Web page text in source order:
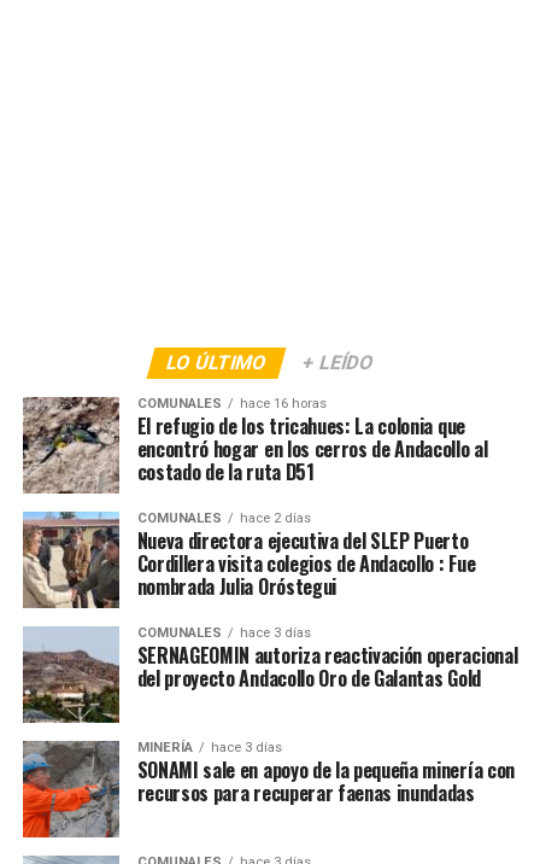
LO ÚLTIMO + LEÍDO
COMUNALES hace 16 horas
El refugio de los tricahues: La colonia que
encontró hogar en los cerros de Andacollo al
costado de la ruta D51
COMUNALES hace 2 días
Nueva directora ejecutiva del SLEP Puerto
Cordillera visita colegios de Andacollo : Fue
nombrada Julia Oróstegui
COMUNALES hace 3 días
SERNAGEOMIN autoriza reactivación operacional
del proyecto Andacollo Oro de Galantas Gold
MINERÍA hace 3 días
SONAMI sale en apoyo de la pequeña minería con
recursos para recuperar faenas inundadas